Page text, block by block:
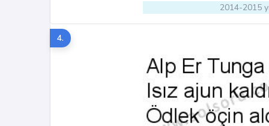
2014-2015
4.